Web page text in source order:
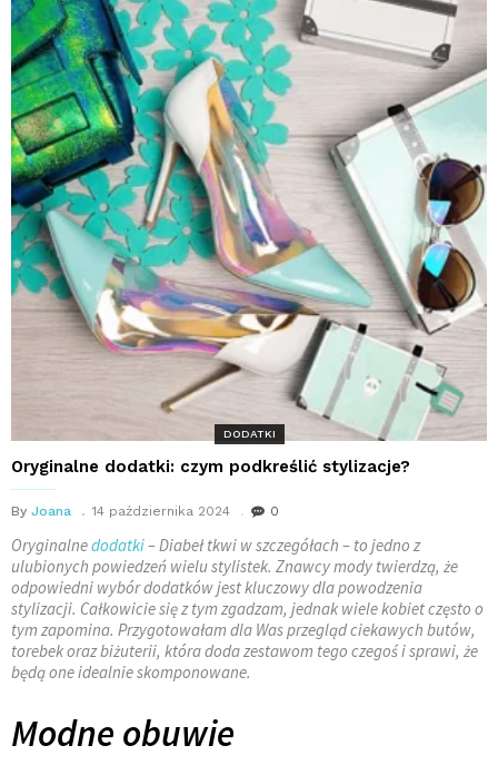
DODATKI
Oryginalne dodatki: czym podkreślić stylizacje?
By Joana 14 października 2024 0
Oryginalnedodatki– Diabeł tkwi w szczegółach – to jedno z
ulubionych powiedzeń wielu stylistek. Znawcy mody twierdzą, że
odpowiedni wybór dodatków jest kluczowy dla powodzenia
stylizacji. Całkowicie się z tym zgadzam, jednak wiele kobiet często o
tym zapomina. Przygotowałam dla Was przegląd ciekawych butów,
torebek oraz biżuterii, która doda zestawom tego czegoś i sprawi, że
będą one idealnie skomponowane.
Modne obuwie